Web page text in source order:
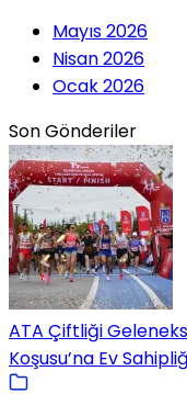
Mayıs 2026
Nisan 2026
Ocak 2026
Son Gönderiler
ATA Çiftliği
Koşusu’na Ev